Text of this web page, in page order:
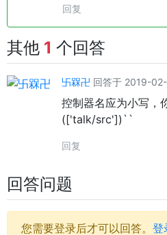
回复
其他 1 个回答
卐槑卍 回答于 2019-
控制器名应为小写，
(['talk/src'])``
回复
回答问题
您需要登录后才可以回答。 登